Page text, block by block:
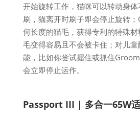
开始旋转工作，猫咪可以转动身
刷，猫离开时刷子即会停止旋转
何长度的猫毛，获得专利的特殊
毛变得容易且不会被卡住；对儿
能，比如你尝试握住或抓住
会立即停止运作。
Passport III | 多合一65W